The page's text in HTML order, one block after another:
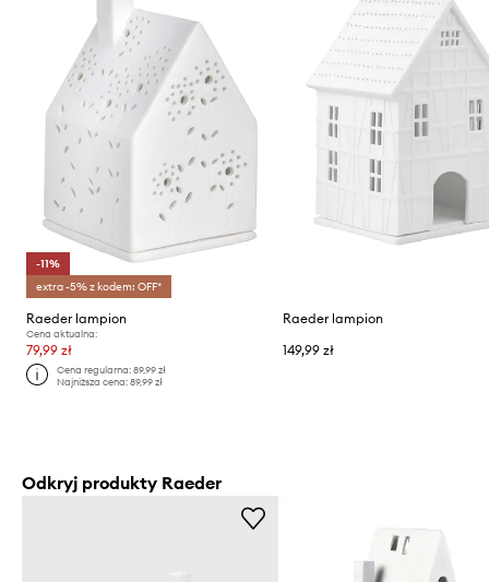
-11%
extra -5% z kodem: OFF*
Raeder lampion
Cena aktualna:
79,99 zł
Cena regularna:89,99 zł
Najniższa cena:89,99 zł
Raeder lampion
149,99 zł
Odkryj produkty Raeder